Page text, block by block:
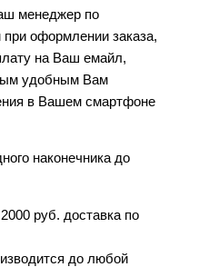
менеджер по
оформлении заказа,
на Ваш емайл,
удобным Вам
в Вашем смартфоне
наконечника до
руб. доставка по
до любой